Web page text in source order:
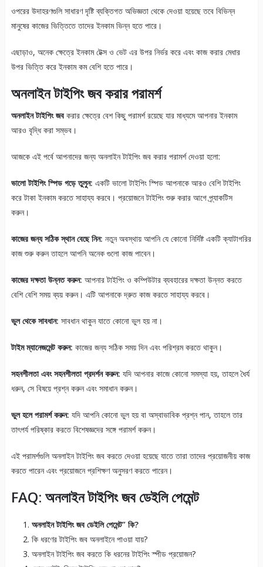
ওপরের উদাহরণগুলি সাধারণ দৃষ্টি ব্যক্তিগত অভিজ্ঞতা থেকে দেওয়া হয়েছে তবে বিভিন্ন
মানুষের কাজের ভিত্তিতে তাদের ইনকাম ভিন্ন হতে পারে।
এছাড়াও, অনেক ক্ষেত্রে ইনকাম টেক্স ও ভেট এর উপর নির্ভর করে এবং কাজ করার মেধার
উপর ভিত্তি করে ইনকাম কম বেশি হতে পারে।
অনলাইন টাইপিং জব করার পরামর্শ
অনলাইন টাইপিং জবকরার ক্ষেত্রে বেশ কিছু পরামর্শ রয়েছে যার মাধ্যমে আপনার ইনকাম
আরও বৃদ্ধি করা সম্ভব।
আজকে এই পর্বে আপনাদের জন্য অনলাইন টাইপিং জব করার পরামর্শ দেওয়া হলো:
ভালো টাইপিং স্পিড গড়ে তুলুন: একটি ভালো টাইপিং স্পিড আপনাকে আরও বেশি টাইপিং
করে টাকা ইনকাম করতে সাহায্য করবে। প্রয়োজনে টাইপিং শুরু করার আগে প্র্যাকটিস
করুন।
কাজের জন্য সঠিক স্থান বেছে নিন: নতুন অবস্থায় আপনি যে কোনো নির্দিষ্ট একটি ক্যাটাগরির
কাজ শুরু করুন তাহলে আপনি অনেক গুলো কাজ পাবেন।
কাজের দক্ষতা উন্নত করুন: আপনার টাইপিং ও কম্পিউটার ব্যবহারের দক্ষতা উন্নত করতে
বেশি বেশি সময় ব্যয় করুন। এটি আপনাকে দ্রুত কাজ করতে সাহায্য করবে।
ভুল থেকে সাবধান: সাবধান থাকুন যাতে কোনো ভুল হয় না।
টাইম ম্যানেজমেন্ট করুন: কাজের জন্য সঠিক সময় দিন এবং পরিশ্রম করতে থাকুন।
সহনশীলতা এবং সহনশীলতা প্রদর্শন করুন: যদি আপনার কাজে কোনো সমস্যা হয়, তাহলে ধৈর্য
ধরুন, সে বিষয়ে প্রশ্ন করুন এবং সমাধান করুন।
ভুল হলে পরামর্শ করুন: যদি আপনি কোনো ভুল হয় বা অস্বাভাবিক প্রশ্ন পান, তাহলে তার
তাৎপর্য পরিষ্কার করতে বিশেষজ্ঞদের সঙ্গে পরামর্শ করুন।
এই পরামর্শগুলি অনলাইন টাইপিং জব করতে দেওয়া হয়েছে যাতে তারা তাদের প্রয়োজনীয় কাজ
করতে পারেন এবং প্রয়োজনে প্রশিক্ষণ অনুসরণ করতে পারেন।
FAQ: অনলাইন টাইপিং জব ডেইলি পেমেন্ট
অনলাইন টাইপিং জব ডেইলি পেমেন্ট” কি?
কি ধরণের টাইপিং জব অনলাইনে পাওয়া যায়?
অনলাইন টাইপিং জব করতে কি ধরনের টাইপিং স্পীড প্রয়োজন?